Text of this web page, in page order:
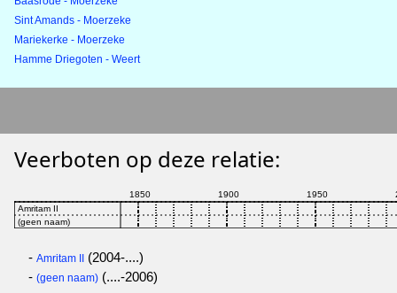
Sint Amands - Moerzeke
Mariekerke - Moerzeke
Hamme Driegoten - Weert
Veerboten op deze relatie:
- Amritam II (2004-....)
- (geen naam) (....-2006)